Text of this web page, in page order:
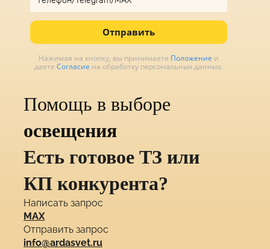
Отправить
Нажимая на кнопку, вы принимаете Положение и
даете Согласие на обработку персональных данных.
Помощь в выборе
освещения
Есть готовое ТЗ или
КП конкурента?
Написать запрос
MAX
Отправить запрос
info@ardasvet.ru